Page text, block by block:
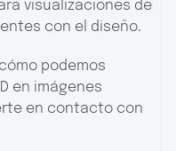
visualizaciones de
con el diseño.
podemos
en imágenes
en contacto con